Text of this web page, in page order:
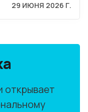
29 ИЮНЯ 2026 Г.
открывает